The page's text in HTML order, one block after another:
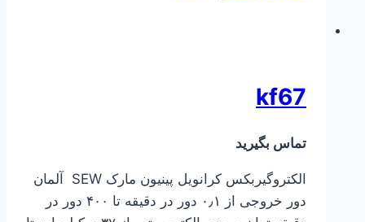
kf67
تماس بگیرید
الکتروگیربکس کرانویل پینیون مارک SEW آلمان
دور خروجی از ۰٫۱ دور در دقیقه تا ۴۰۰ دور در